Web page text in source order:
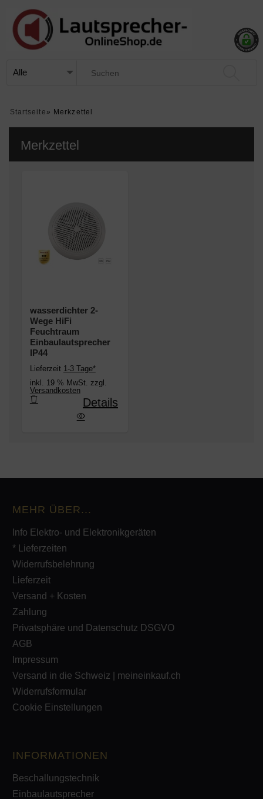
Startseite » Merkzettel
Merkzettel
wasserdichter 2-
Wege HiFi
Feuchtraum
Einbaulautsprecher
IP44
Lieferzeit 1-3 Tage*
inkl. 19 % MwSt. zzgl.
Versandkosten
HiFi Feuchtraum Einbaulautsprecher IP44
Details
MEHR ÜBER...
Info Elektro- und Elektronikgeräten
* Lieferzeiten
Widerrufsbelehrung
Lieferzeit
Versand + Kosten
Zahlung
Privatsphäre und Datenschutz DSGVO
AGB
Impressum
Versand in die Schweiz | meineinkauf.ch
Widerrufsformular
Cookie Einstellungen
INFORMATIONEN
Beschallungstechnik
Einbaulautsprecher